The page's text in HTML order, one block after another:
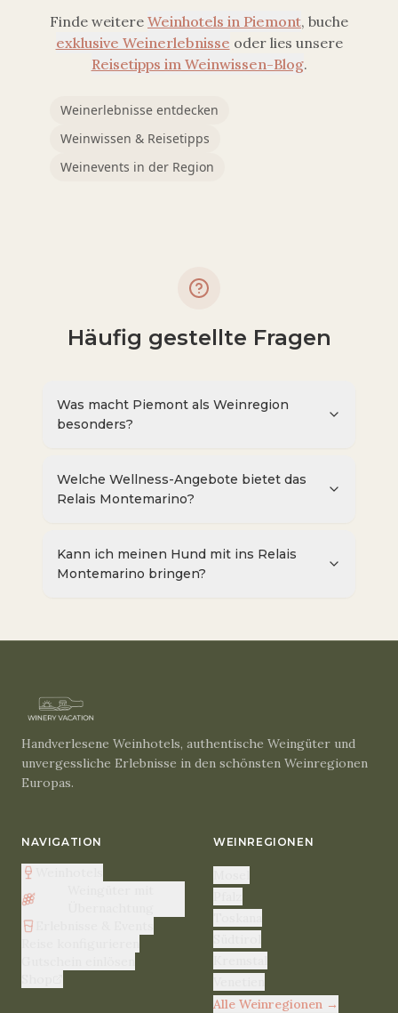
Finde weitere Weinhotels in Piemont, buche
exklusive Weinerlebnisse oder lies unsere
Reisetipps im Weinwissen-Blog.
Weinerlebnisse entdecken
Weinwissen & Reisetipps
Weinevents in der Region
Häufig gestellte Fragen
Was macht Piemont als Weinregion
besonders?
Welche Wellness-Angebote bietet das
Relais Montemarino?
Kann ich meinen Hund mit ins Relais
Montemarino bringen?
Handverlesene Weinhotels, authentische Weingüter und
unvergessliche Erlebnisse in den schönsten Weinregionen
Europas.
NAVIGATION WEINREGIONEN
Alle Weinregionen →